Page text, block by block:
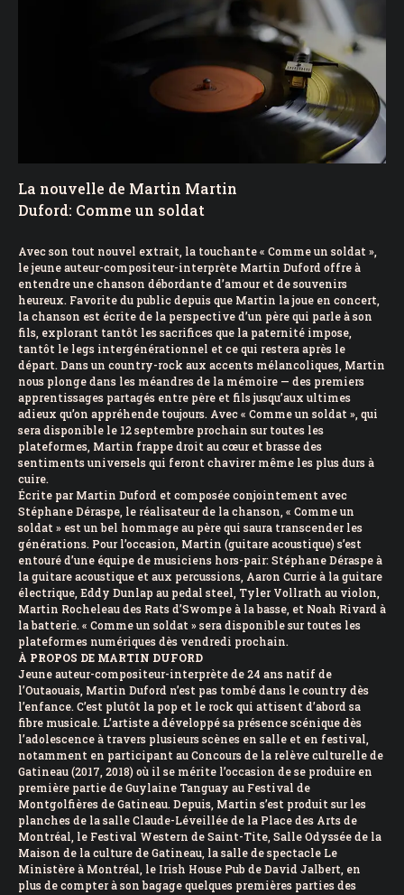
La nouvelle de Martin Martin
Duford: Comme un soldat
Avec son tout nouvel extrait, la touchante « Comme un soldat »,
le jeune auteur-compositeur-interprète Martin Duford offre à
entendre une chanson débordante d’amour et de souvenirs
heureux. Favorite du public depuis que Martin la joue en concert,
la chanson est écrite de la perspective d’un père qui parle à son
fils, explorant tantôt les sacrifices que la paternité impose,
tantôt le legs intergénérationnel et ce qui restera après le
départ. Dans un country-rock aux accents mélancoliques, Martin
nous plonge dans les méandres de la mémoire — des premiers
apprentissages partagés entre père et fils jusqu’aux ultimes
adieux qu’on appréhende toujours. Avec « Comme un soldat », qui
sera disponible le 12 septembre prochain sur toutes les
plateformes, Martin frappe droit au cœur et brasse des
sentiments universels qui feront chavirer même les plus durs à
cuire.
Écrite par Martin Duford et composée conjointement avec
Stéphane Déraspe, le réalisateur de la chanson, « Comme un
soldat » est un bel hommage au père qui saura transcender les
générations. Pour l’occasion, Martin (guitare acoustique) s’est
entouré d’une équipe de musiciens hors-pair: Stéphane Déraspe à
la guitare acoustique et aux percussions, Aaron Currie à la guitare
électrique, Eddy Dunlap au pedal steel, Tyler Vollrath au violon,
Martin Rocheleau des Rats d’Swompe à la basse, et Noah Rivard à
la batterie. « Comme un soldat » sera disponible sur toutes les
plateformes numériques dès vendredi prochain.
À PROPOS DE MARTIN DUFORD
Jeune auteur-compositeur-interprète de 24 ans natif de
l’Outaouais, Martin Duford n’est pas tombé dans le country dès
l’enfance. C’est plutôt la pop et le rock qui attisent d’abord sa
fibre musicale. L’artiste a développé sa présence scénique dès
l’adolescence à travers plusieurs scènes en salle et en festival,
notamment en participant au Concours de la relève culturelle de
Gatineau (2017, 2018) où il se mérite l’occasion de se produire en
première partie de Guylaine Tanguay au Festival de
Montgolfières de Gatineau. Depuis, Martin s’est produit sur les
planches de la salle Claude-Léveillée de la Place des Arts de
Montréal, le Festival Western de Saint-Tite, Salle Odyssée de la
Maison de la culture de Gatineau, la salle de spectacle Le
Ministère à Montréal, le Irish House Pub de David Jalbert, en
plus de compter à son bagage quelques premières parties des